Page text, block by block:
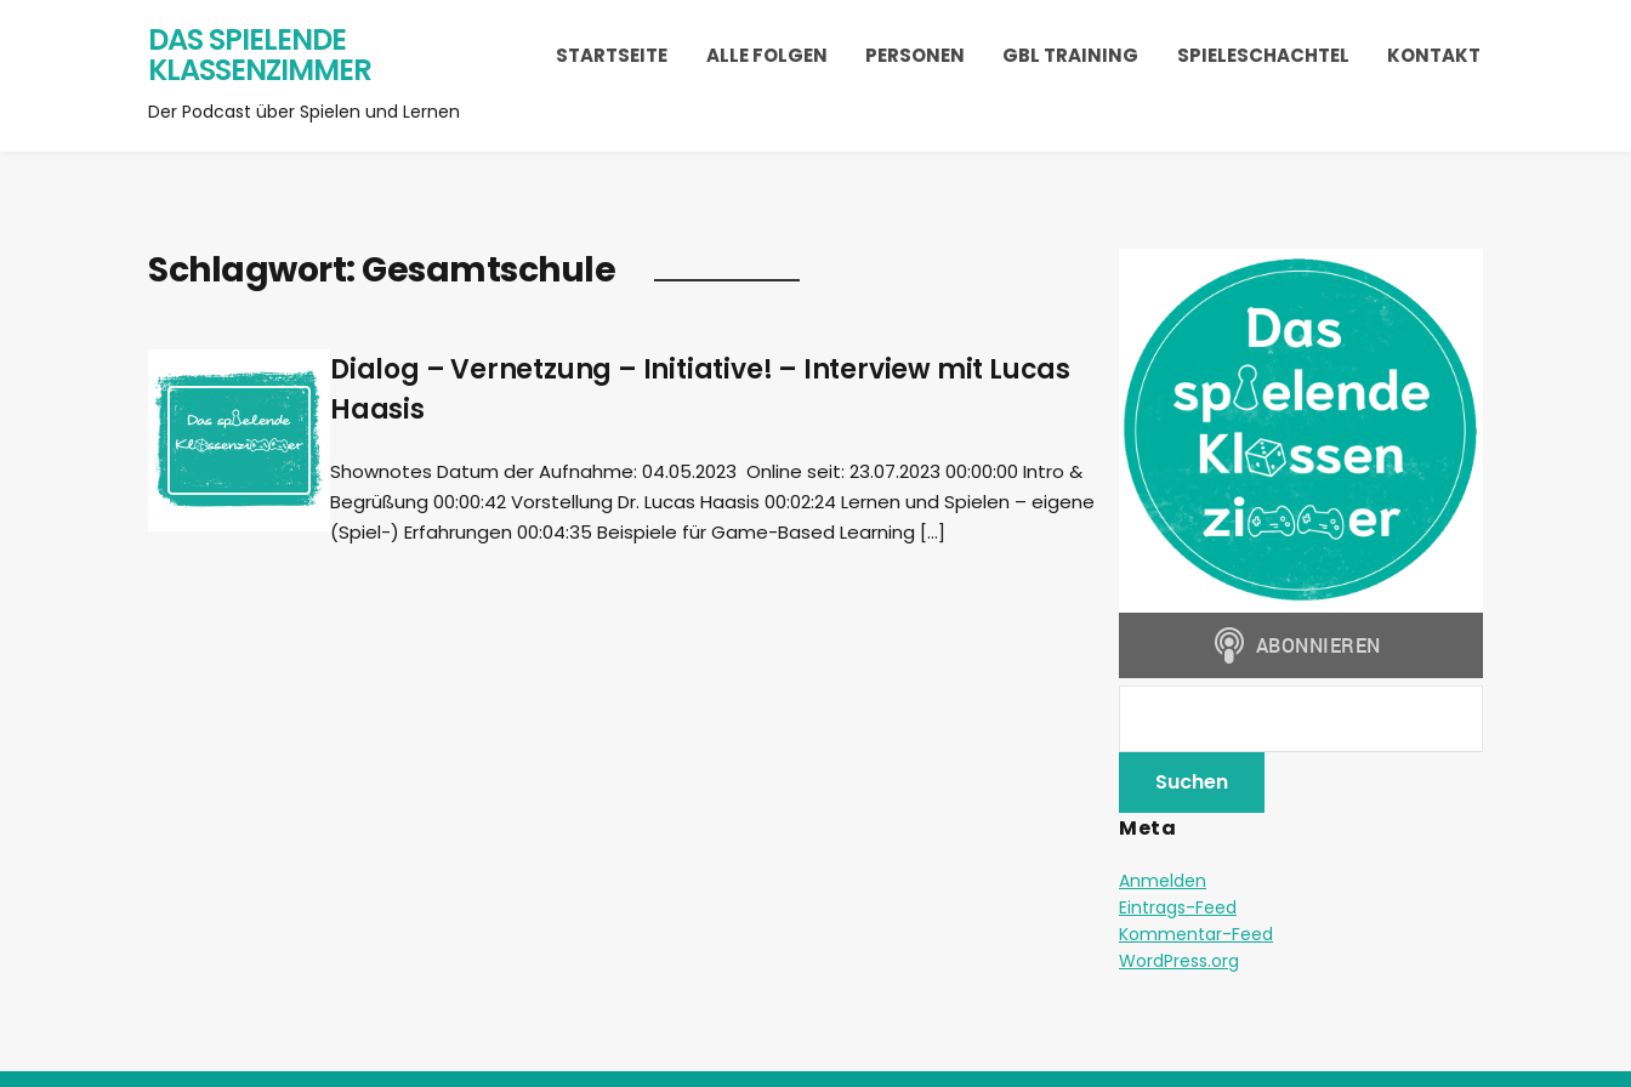
DAS SPIELENDE
KLASSENZIMMER
Der Podcast über Spielen und Lernen
STARTSEITE ALLE FOLGEN PERSONEN GBL TRAINING SPIELESCHACHTEL KONTAKT
Schlagwort:Gesamtschule
Dialog – Vernetzung – Initiative! – Interview mit Lucas
Haasis
Shownotes Datum der Aufnahme: 04.05.2023 Online seit: 23.07.2023 00:00:00 Intro &
Begrüßung 00:00:42 Vorstellung Dr. Lucas Haasis 00:02:24 Lernen und Spielen – eigene
(Spiel-) Erfahrungen 00:04:35 Beispiele für Game-Based Learning […]
Meta
Anmelden
Eintrags-Feed
Kommentar-Feed
WordPress.org